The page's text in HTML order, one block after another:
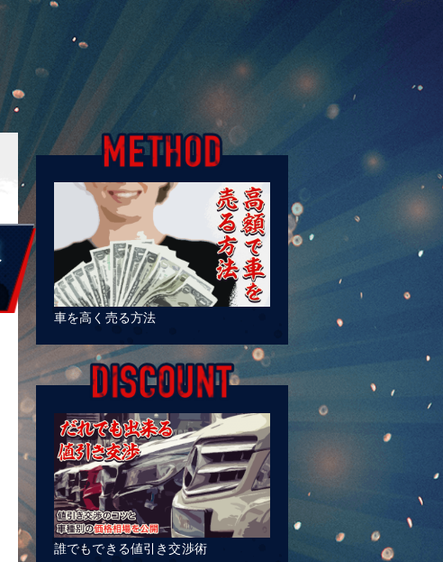
車を高く売る方法
誰でもできる値引き交渉術